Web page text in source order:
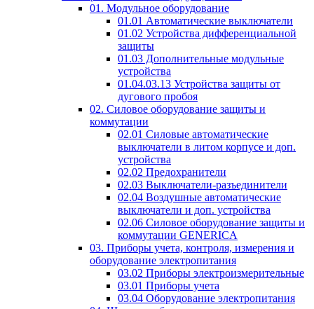
01. Модульное оборудование
01.01 Автоматические выключатели
01.02 Устройства дифференциальной
защиты
01.03 Дополнительные модульные
устройства
01.04.03.13 Устройства защиты от
дугового пробоя
02. Силовое оборудование защиты и
коммутации
02.01 Силовые автоматические
выключатели в литом корпусе и доп.
устройства
02.02 Предохранители
02.03 Выключатели-разъединители
02.04 Воздушные автоматические
выключатели и доп. устройства
02.06 Силовое оборудование защиты и
коммутации GENERICA
03. Приборы учета, контроля, измерения и
оборудование электропитания
03.02 Приборы электроизмерительные
03.01 Приборы учета
03.04 Оборудование электропитания